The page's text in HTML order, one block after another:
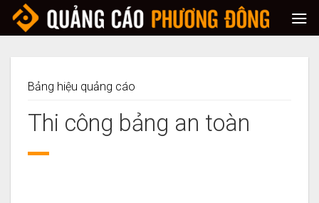
Skip
Bảng hiệu quảng cáo
Thi công bảng an toàn